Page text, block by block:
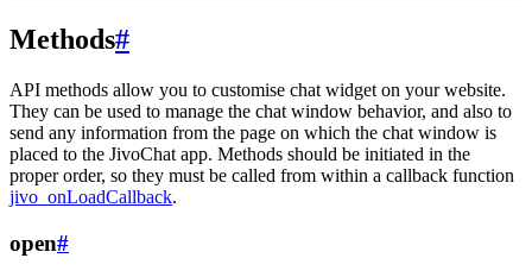
Methods#
API methods allow you to customise chat widget on your website.
They can be used to manage the chat window behavior, and also to
send any information from the page on which the chat window is
placed to the JivoChat app. Methods should be initiated in the
proper order, so they must be called from within a callback function
jivo_onLoadCallback.
open#